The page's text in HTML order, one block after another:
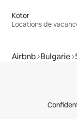
Kotor
Locations de
Airbnb Bulgarie